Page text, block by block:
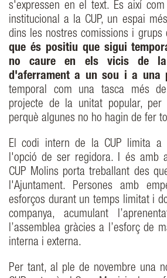
s'expressen en el text. És així
institucional a la CUP, un espai
dins les nostres comissions i grups
que és positiu que sigui
no caure en els vicis de
d'aferrament a un sou i a una
temporal com una tasca més
projecte de la unitat popular,
perquè algunes no ho hagin de fer
El codi intern de la CUP limita a
l'opció de ser regidora. I és amb
CUP Molins porta treballant des
l'Ajuntament. Persones amb
esforços durant un temps limitat i
companya, acumulant
l’assemblea gràcies a l’esforç de
interna i externa.
Per tant, al ple de novembre una